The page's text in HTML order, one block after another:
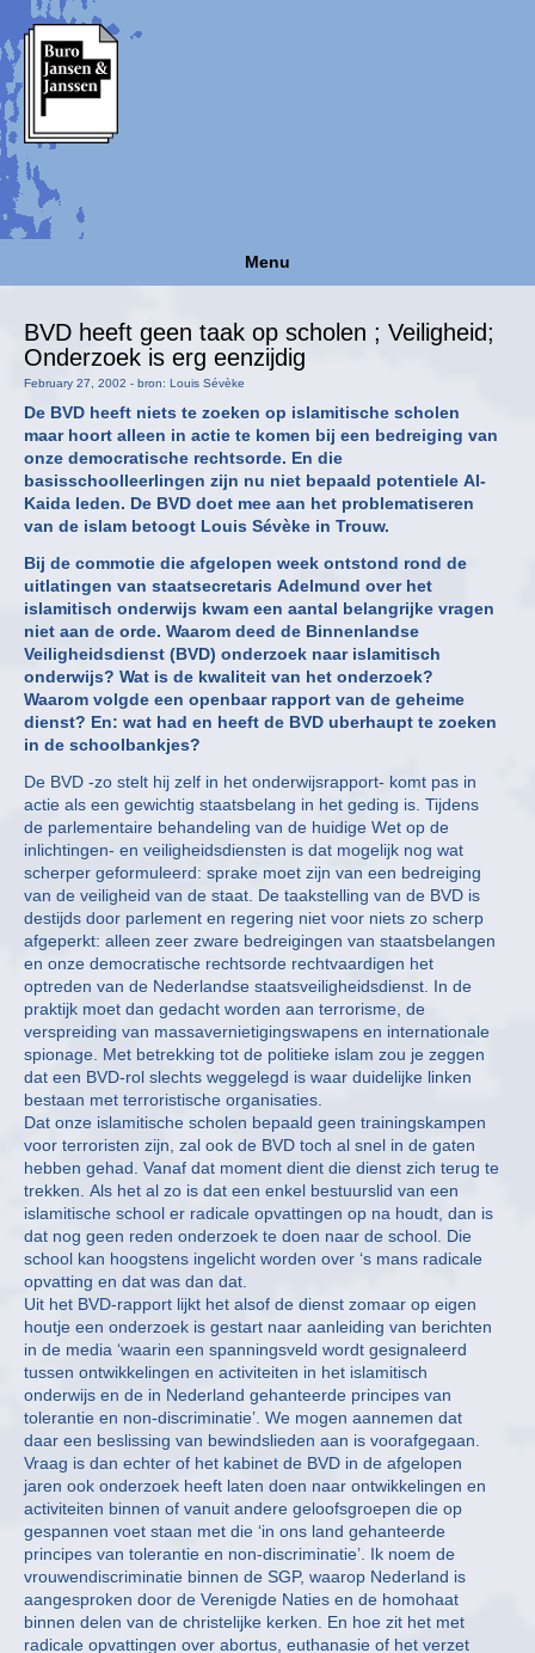
Menu
BVD heeft geen taak op scholen ; Veiligheid;
Onderzoek is erg eenzijdig
February 27, 2002 - bron: Louis Sévèke
De BVD heeft niets te zoeken op islamitische scholen
maar hoort alleen in actie te komen bij een bedreiging van
onze democratische rechtsorde. En die
basisschoolleerlingen zijn nu niet bepaald potentiele Al-
Kaida leden. De BVD doet mee aan het problematiseren
van de islam betoogt Louis Sévèke in Trouw.
Bij de commotie die afgelopen week ontstond rond de
uitlatingen van staatsecretaris Adelmund over het
islamitisch onderwijs kwam een aantal belangrijke vragen
niet aan de orde. Waarom deed de Binnenlandse
Veiligheidsdienst (BVD) onderzoek naar islamitisch
onderwijs? Wat is de kwaliteit van het onderzoek?
Waarom volgde een openbaar rapport van de geheime
dienst? En: wat had en heeft de BVD uberhaupt te zoeken
in de schoolbankjes?
De BVD -zo stelt hij zelf in het onderwijsrapport- komt pas in
actie als een gewichtig staatsbelang in het geding is. Tijdens
de parlementaire behandeling van de huidige Wet op de
inlichtingen- en veiligheidsdiensten is dat mogelijk nog wat
scherper geformuleerd: sprake moet zijn van een bedreiging
van de veiligheid van de staat. De taakstelling van de BVD is
destijds door parlement en regering niet voor niets zo scherp
afgeperkt: alleen zeer zware bedreigingen van staatsbelangen
en onze democratische rechtsorde rechtvaardigen het
optreden van de Nederlandse staatsveiligheidsdienst. In de
praktijk moet dan gedacht worden aan terrorisme, de
verspreiding van massavernietigingswapens en internationale
spionage. Met betrekking tot de politieke islam zou je zeggen
dat een BVD-rol slechts weggelegd is waar duidelijke linken
bestaan met terroristische organisaties.
Dat onze islamitische scholen bepaald geen trainingskampen
voor terroristen zijn, zal ook de BVD toch al snel in de gaten
hebben gehad. Vanaf dat moment dient die dienst zich terug te
trekken. Als het al zo is dat een enkel bestuurslid van een
islamitische school er radicale opvattingen op na houdt, dan is
dat nog geen reden onderzoek te doen naar de school. Die
school kan hoogstens ingelicht worden over ‘s mans radicale
opvatting en dat was dan dat.
Uit het BVD-rapport lijkt het alsof de dienst zomaar op eigen
houtje een onderzoek is gestart naar aanleiding van berichten
in de media ‘waarin een spanningsveld wordt gesignaleerd
tussen ontwikkelingen en activiteiten in het islamitisch
onderwijs en de in Nederland gehanteerde principes van
tolerantie en non-discriminatie’. We mogen aannemen dat
daar een beslissing van bewindslieden aan is voorafgegaan.
Vraag is dan echter of het kabinet de BVD in de afgelopen
jaren ook onderzoek heeft laten doen naar ontwikkelingen en
activiteiten binnen of vanuit andere geloofsgroepen die op
gespannen voet staan met die ‘in ons land gehanteerde
principes van tolerantie en non-discriminatie’. Ik noem de
vrouwendiscriminatie binnen de SGP, waarop Nederland is
aangesproken door de Verenigde Naties en de homohaat
binnen delen van de christelijke kerken. En hoe zit het met
radicale opvattingen over abortus, euthanasie of het verzet